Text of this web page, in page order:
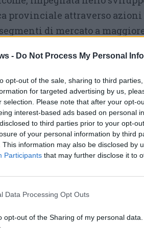
- Do Not Process My Personal
opt-out of the sale, sharing to third
for targeted advertising by us,
selection. Please note that after your opt-
interest-based ads based on personal
to third parties prior to your opt-
of your personal information by third
This information may also be disclosed by
Participants that may further disclose it to
Data Processing Opt Outs
opt-out of the Sharing of my personal data.
provinciale attraverso azioni
di mercato a
Turismo, una delegazione
da Belgio, Francia, Slovenia,
di conoscere da vicino
di Varese Sport
prodotti legati al golf e al
Dal golf di
al volo a vela
rappresentano una
interessata a